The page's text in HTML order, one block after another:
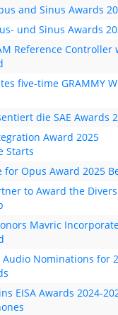
and Sinus Awards
und Sinus Awards
Reference Controller
five-time GRAMMY
die SAE Awards
Award 2025
Starts
for Opus Award 2025
to Award the
Mavric
Nominations for
EISA Awards 2024-